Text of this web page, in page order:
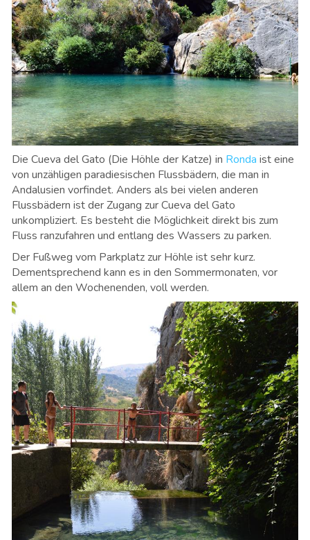
Die Cueva del Gato (Die Höhle der Katze) in Ronda ist eine
von unzähligen paradiesischen Flussbädern, die man in
Andalusien vorfindet. Anders als bei vielen anderen
Flussbädern ist der Zugang zur Cueva del Gato
unkompliziert. Es besteht die Möglichkeit direkt bis zum
Fluss ranzufahren und entlang des Wassers zu parken.
Der Fußweg vom Parkplatz zur Höhle ist sehr kurz.
Dementsprechend kann es in den Sommermonaten, vor
allem an den Wochenenden, voll werden.